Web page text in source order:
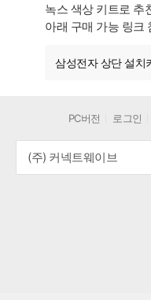
녹스 색상 키트로 추
아래 구매 가능 링크
삼성전자 상단 설치
PC버전 로그인
(주) 커넥트웨이브